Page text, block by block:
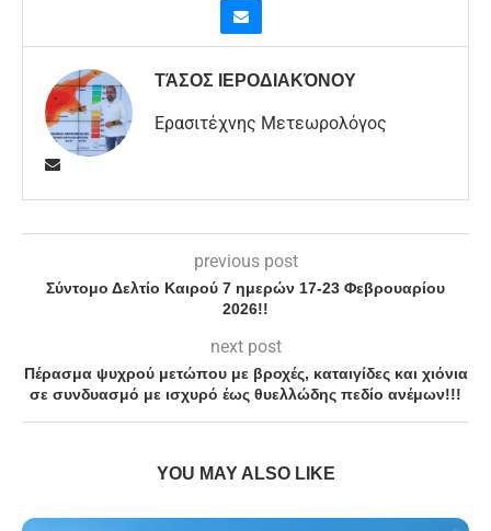
ΤΆΣΟΣ ΙΕΡΟΔΙΑΚΌΝΟΥ
Ερασιτέχνης Μετεωρολόγος
previous post
Σύντομο Δελτίο Καιρού 7 ημερών 17-23 Φεβρουαρίου
2026!!
next post
Πέρασμα ψυχρού μετώπου με βροχές, καταιγίδες και χιόνια
σε συνδυασμό με ισχυρό έως θυελλώδης πεδίο ανέμων!!!
YOU MAY ALSO LIKE